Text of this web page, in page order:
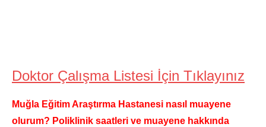
Doktor Çalışma Listesi İçin Tıklayınız
Muğla Eğitim Araştırma Hastanesi nasıl muayene
olurum? Poliklinik saatleri ve muayene hakkında